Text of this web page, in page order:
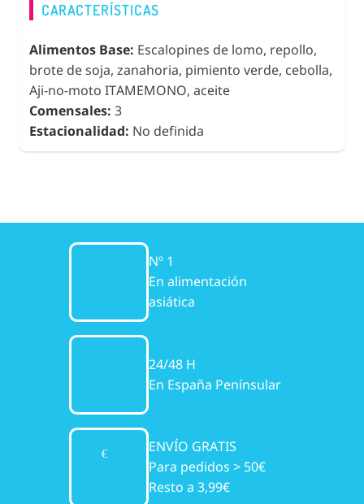
CARACTERÍSTICAS
Alimentos Base: Escalopines de lomo, repollo,
brote de soja, zanahoria, pimiento verde, cebolla,
Aji-no-moto ITAMEMONO, aceite
Comensales: 3
Estacionalidad: No definida
Nº 1
En alimentación
asiática
24/48 H
En España Penínsular
ENVÍO GRATIS
Para pedidos > 50€
Resto a 3,99€